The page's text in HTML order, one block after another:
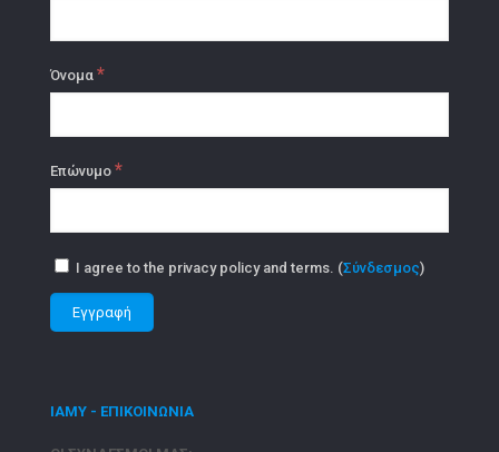
Όνομα *
Επώνυμο *
I agree to the privacy policy and terms. (Σύνδεσμος)
ΙΑΜΥ - ΕΠΙΚΟΙΝΩΝΙΑ